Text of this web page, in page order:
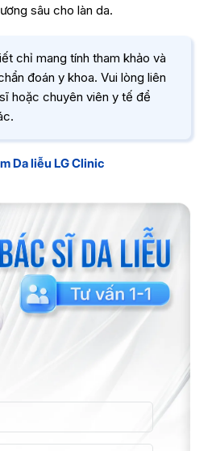
sâu cho làn da.
chỉ mang tính tham khảo và
đoán y khoa. Vui lòng liên
hoặc chuyên viên y tế để
Da liễu LG Clinic